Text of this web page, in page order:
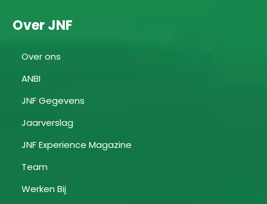
Over JNF
Over ons
ANBI
JNF Gegevens
Jaarverslag
JNF Experience Magazine
Team
Werken Bij